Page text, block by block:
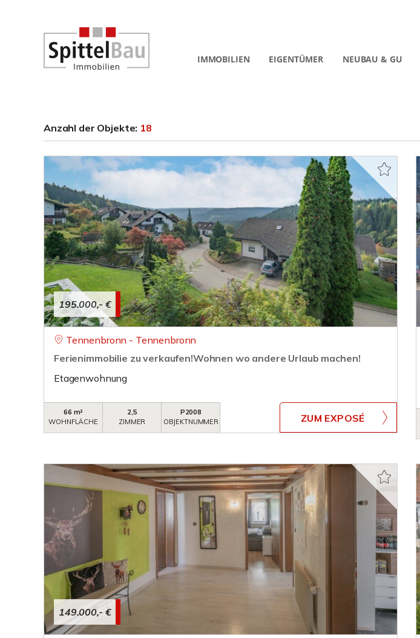
IMMOBILIEN EIGENTÜMER NEUBAU & GU
Anzahl der Objekte: 18
195.000,- €
Tennenbronn - Tennenbronn
Ferienimmobilie zu verkaufen!Wohnen wo andere Urlaub machen!
Etagenwohnung
66 m²
WOHNFLÄCHE
2,5
ZIMMER
P2008
OBJEKTNUMMER
ZUM EXPOSÉ
149.000,- €